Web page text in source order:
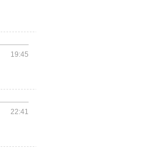
19:45
22:41